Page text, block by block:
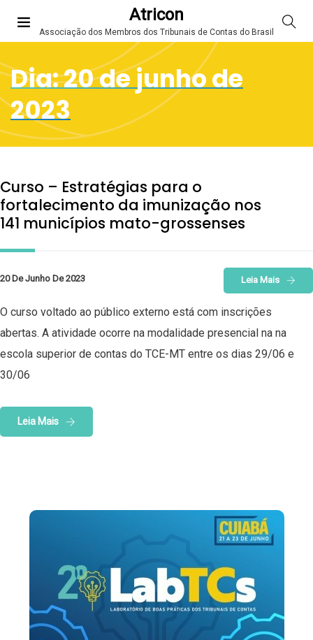
Atricon
Associação dos Membros dos Tribunais de Contas do Brasil
Dia:20 de junho de
2023
Curso – Estratégias para o
fortalecimento da imunização nos
141 municípios mato-grossenses
20 De Junho De 2023 Leia Mais
O curso voltado ao público externo está com inscrições
abertas. A atividade ocorre na modalidade presencial na na
escola superior de contas do TCE-MT entre os dias 29/06 e
30/06
Leia Mais